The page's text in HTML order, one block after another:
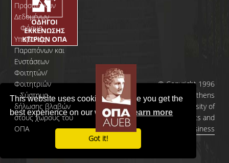
This website uses cookies to ensure you get the
best experience on our website.Learn more
Got it!
Προσωπικών
Δεδομένων
Φόρμα
Yποβολής
Παραπόνων και
Ενστάσεων
Φοιτητών/
Φοιτητριών
>Σύστημα
δήλωσης βλαβών
στους χώρους του
ΟΠΑ
© Copyright 1996
- 2026 | Athens
University of
Economics and
Business